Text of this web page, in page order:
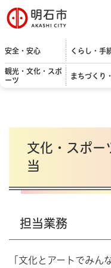
明石市
安全・安心 くらし・手
観光・文化・スポ
ーツ
まちづくり
文化・スポー
当
担当業務
「文化とアートでみん